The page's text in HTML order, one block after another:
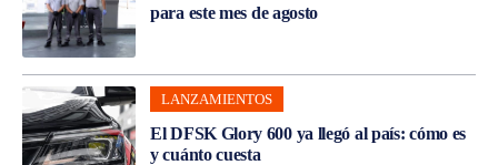
para este mes de agosto
LANZAMIENTOS
El DFSK Glory 600 ya llegó al país: cómo es
y cuánto cuesta